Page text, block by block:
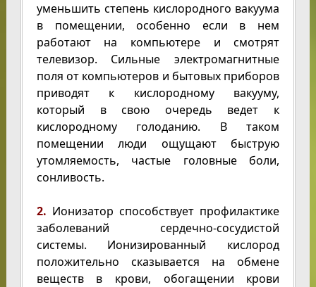
уменьшить степень кислородного вакуума
в помещении, особенно если в нем
работают на компьютере и смотрят
телевизор. Сильные электромагнитные
поля от компьютеров и бытовых приборов
приводят к кислородному вакууму,
который в свою очередь ведет к
кислородному голоданию. В таком
помещении люди ощущают быструю
утомляемость, частые головные боли,
сонливость.
2. Ионизатор способствует профилактике
заболеваний сердечно-сосудистой
системы. Ионизированный кислород
положительно сказывается на обмене
веществ в крови, обогащении крови